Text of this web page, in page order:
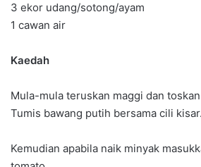
3 ekor udang/sotong/ayam
1 cawan air
Kaedah
Mula-mula teruskan maggi dan
Tumis bawang putih bersama cili kisar.
Kemudian apabila naik minyak